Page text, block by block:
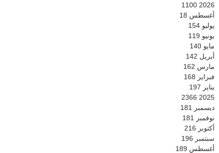
2026
1100
أغسطس 18
يوليو 154
يونيو 119
مايو 140
أبريل 142
مارس 162
فبراير 168
يناير 197
2025
2366
ديسمبر
181
نوفمبر
181
أكتوبر 216
سبتمبر 196
أغسطس 189